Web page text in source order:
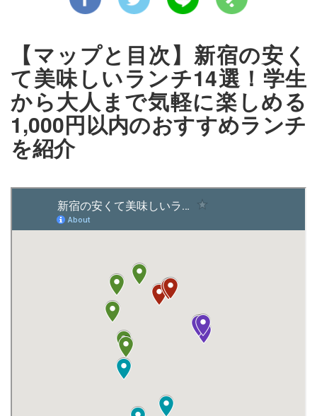
【マップと目次】新宿の安く
て美味しいランチ14選！学生
から大人まで気軽に楽しめる
1,000円以内のおすすめランチ
を紹介